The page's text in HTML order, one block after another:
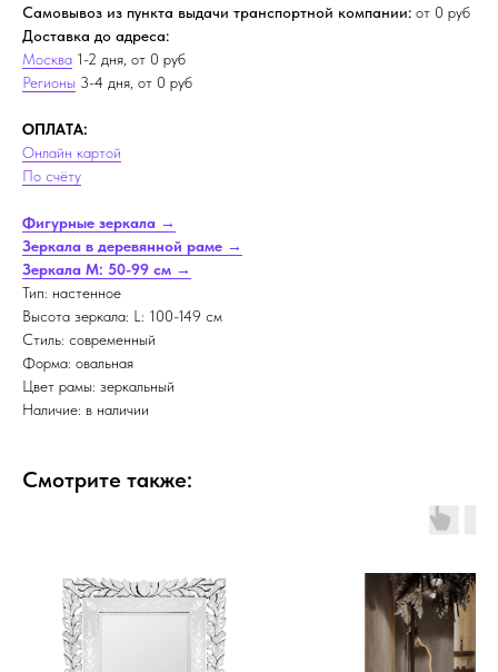
Самовывоз из пункта выдачи транспортной компании: от 0 руб
Доставка до адреса:
Москва 1-2 дня, от 0 руб
Регионы 3-4 дня, от 0 руб
ОПЛАТА:
Онлайн картой
По счёту
Фигурные зеркала →
Зеркала в деревянной раме →
Зеркала M: 50-99 см →
Тип: настенное
Высота зеркала: L: 100-149 см
Стиль: современный
Форма: овальная
Цвет рамы: зеркальный
Наличие: в наличии
Смотрите также: